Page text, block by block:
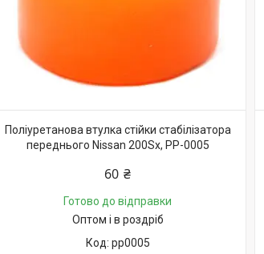
Поліуретанова втулка стійки стабілізатора
переднього Nissan 200Sx, PP-0005
60 ₴
Готово до відправки
Оптом і в роздріб
pp0005